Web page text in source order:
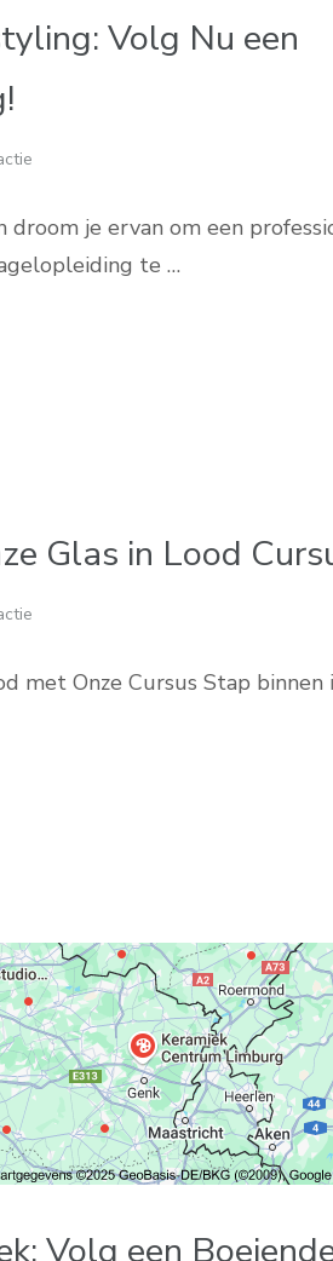
Volg Nu een
droom je ervan om een
te …
Glas in Lood
met Onze Cursus Stap binnen
Volg een